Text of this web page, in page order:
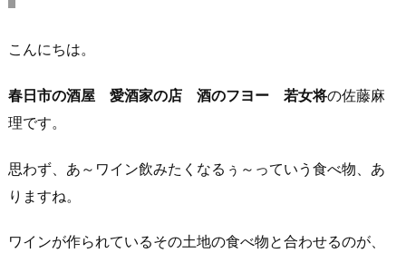
こんにちは。
春日市の酒屋 愛酒家の店 酒のフヨー 若女将の佐藤麻
理です。
思わず、あ～ワイン飲みたくなるぅ～っていう食べ物、あ
りますね。
ワインが作られているその土地の食べ物と合わせるのが、